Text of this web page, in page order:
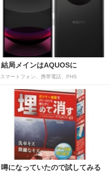
結局メインはAQUOSに
スマートフォン、携帯電話、PHS
噂になっていたので試してみる